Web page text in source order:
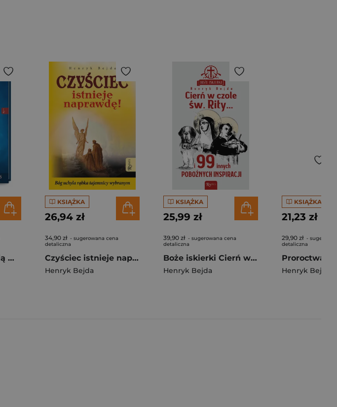
Spotkania z Maryją Matka Boża mówi do nas
KSIĄŻKA
26,94 zł
34,90 zł - sugerowana cena
detaliczna
Czyściec istnieje naprawdę
Henryk Bejda
KSIĄŻKA
25,99 zł
39,90 zł - sugerowana cena
detaliczna
Boże iskierki Cierń w czole św. Rity... i 99 pobożnych inspiracji
Henryk Bejda
KSIĄŻKA
21,23 zł
29,90 zł -
detaliczna
Henryk Bejda